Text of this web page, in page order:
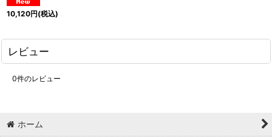
10,120円(税込)
レビュー
0件のレビュー
ホーム